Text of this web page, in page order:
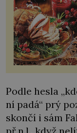
Podle hesla
ní padá“ prý
skončí i sám